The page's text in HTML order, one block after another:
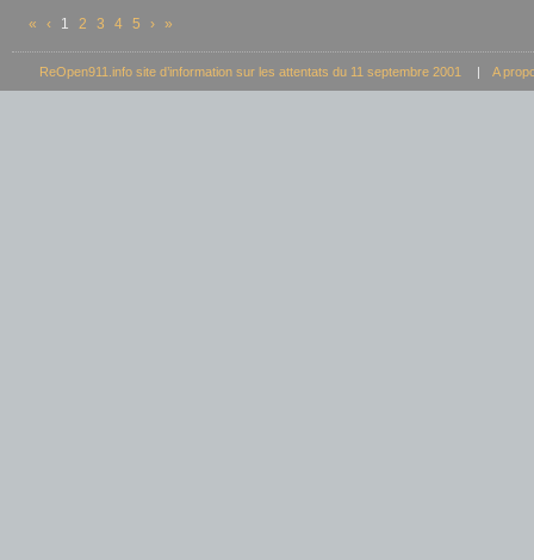
«
‹ 1 2 3 4 5 › »
ReOpen911.info site d’information sur les attentats du 11 septembre 2001 | A